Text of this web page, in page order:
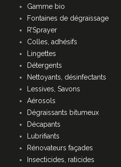
Gamme bio
Fontaines de dégraissage
R’Sprayer
Colles, adhésifs
Lingettes
Détergents
Nettoyants, désinfectants
Lessives, Savons
Aérosols
Dégraissants bitumeux
Décapants
Lubrifiants
Rénovateurs façades
Insecticides, raticides